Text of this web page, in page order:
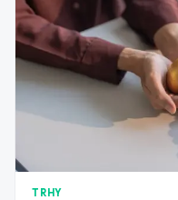
TRHY